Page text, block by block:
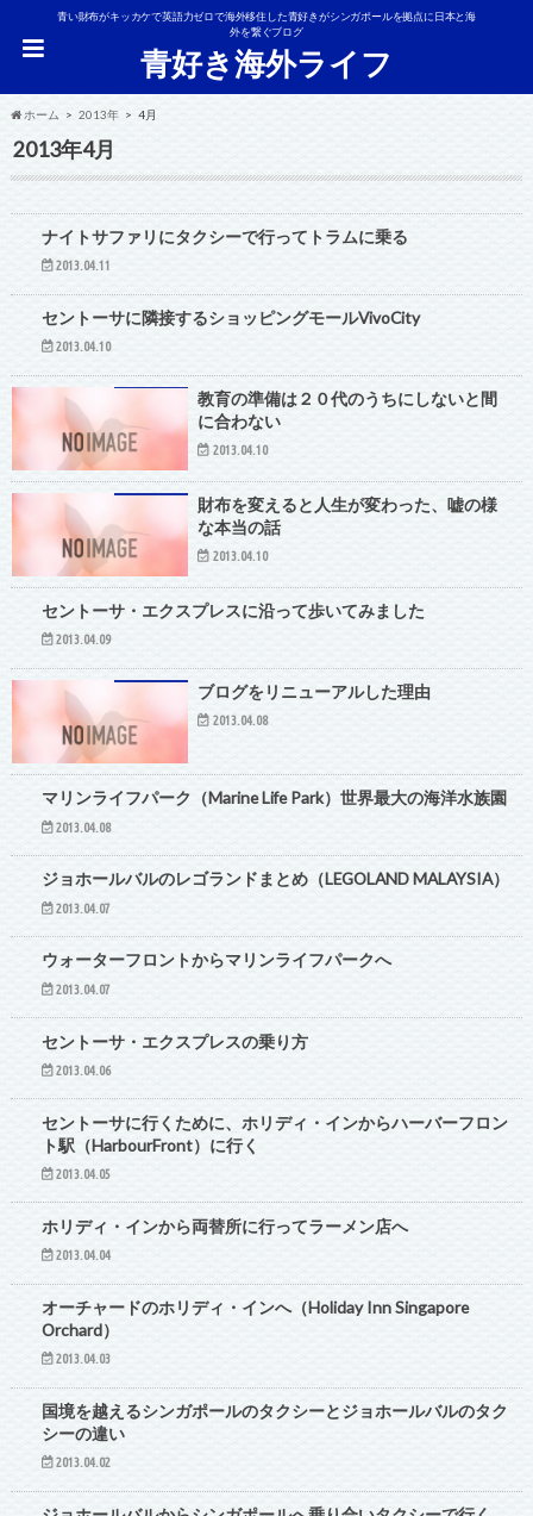
青い財布がキッカケで英語力ゼロで海外移住した青好きがシンガポールを拠点に日本と海
外を繋ぐブログ
青好き海外ライフ
ホーム 2013年 4月
2013年4月
ナイトサファリにタクシーで行ってトラムに乗る
2013.04.11
シンガポール
セントーサに隣接するショッピングモールVivoCity
2013.04.10
教育の準備は２０代のうちにしないと間
に合わない
2013.04.10
財布を変えると人生が変わった、嘘の様
な本当の話
2013.04.10
セントーサ・エクスプレスに沿って歩いてみました
2013.04.09
ブログをリニューアルした理由
2013.04.08
シンガポール
マリンライフパーク（Marine Life Park）世界最大の海洋水族園
2013.04.08
観光
ジョホールバルのレゴランドまとめ（LEGOLAND MALAYSIA）
2013.04.07
ウォーターフロントからマリンライフパークへ
2013.04.07
セントーサ・エクスプレスの乗り方
2013.04.06
観光
セントーサに行くために、ホリディ・インからハーバーフロン
ト駅（HarbourFront）に行く
2013.04.05
シンガポール
ホリディ・インから両替所に行ってラーメン店へ
2013.04.04
シンガポール
オーチャードのホリディ・インへ（Holiday Inn Singapore
Orchard）
2013.04.03
シンガポール
国境を越えるシンガポールのタクシーとジョホールバルのタク
シーの違い
2013.04.02
シンガポール